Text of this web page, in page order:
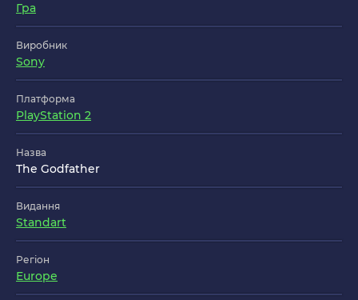
Гра
Виробник
Sony
Платформа
PlayStation 2
Назва
The Godfather
Видання
Standart
Регіон
Europe